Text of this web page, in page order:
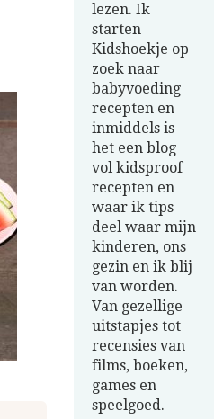
lezen. Ik
starten
Kidshoekje op
zoek naar
babyvoeding
recepten en
inmiddels is
het een blog
vol kidsproof
recepten en
waar ik tips
deel waar mijn
kinderen, ons
gezin en ik blij
van worden.
Van gezellige
uitstapjes tot
recensies van
films, boeken,
games en
speelgoed.